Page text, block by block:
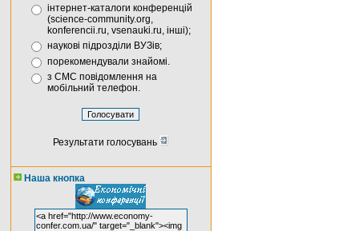
інтернет-каталоги конференцій
(science-community.org,
konferencii.ru, vsenauki.ru, інші);
наукові підрозділи ВУЗів;
порекомендували знайомі.
з СМС повідомлення на
мобільний телефон.
Результати голосувань
Наша кнопка